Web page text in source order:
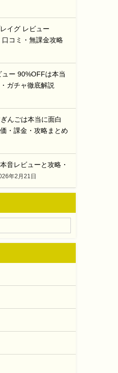
イグ レビュー
口コミ・無課金攻略
ー 90%OFFは本当
ガチャ徹底解説
んごは本当に面白
・課金・攻略まとめ
音レビューと攻略・
年2月21日